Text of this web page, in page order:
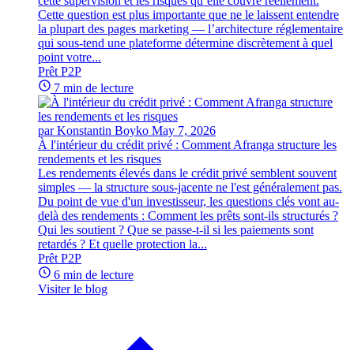
Cette question est plus importante que ne le laissent entendre
la plupart des pages marketing — l’architecture réglementaire
qui sous-tend une plateforme détermine discrètement à quel
point votre...
Prêt P2P
7 min de lecture
par Konstantin Boyko May 7, 2026
À l'intérieur du crédit privé : Comment Afranga structure les
rendements et les risques
Les rendements élevés dans le crédit privé semblent souvent
simples — la structure sous-jacente ne l'est généralement pas.
Du point de vue d'un investisseur, les questions clés vont au-
delà des rendements : Comment les prêts sont-ils structurés ?
Qui les soutient ? Que se passe-t-il si les paiements sont
retardés ? Et quelle protection la...
Prêt P2P
6 min de lecture
Visiter le blog